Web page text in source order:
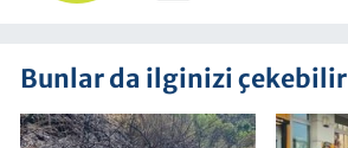
Bunlar da ilginizi çekebilir